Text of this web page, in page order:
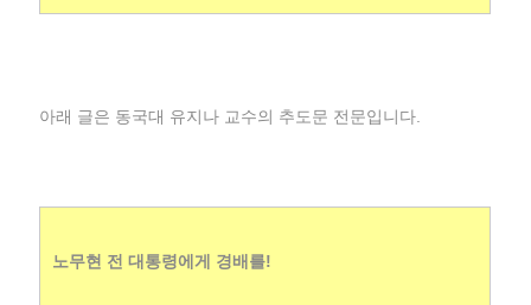
아래 글은 동국대 유지나 교수의 추도문 전문입니다.
노무현 전 대통령에게 경배를!